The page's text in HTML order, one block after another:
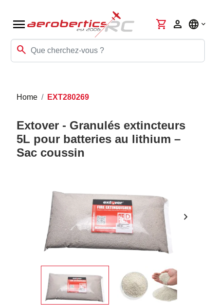
menu
search
shopping_cart person language
Home EXT280269
Extover - Granulés extincteurs
5L pour batteries au lithium –
Sac coussin
chevron_right